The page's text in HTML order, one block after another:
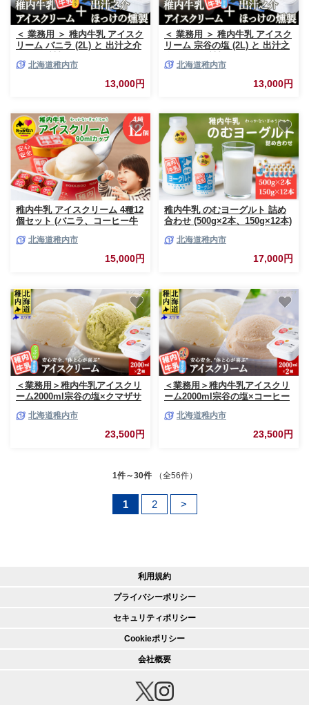
＜ 業務用 ＞ 稚内牛乳 アイスク
リーム バニラ (2L) と 出汁之介
北海道稚内市
13,000円
＜ 業務用 ＞ 稚内牛乳 アイスク
リーム 宗谷の塩 (2L) と 出汁之
北海道稚内市
13,000円
稚内牛乳 アイスクリーム 4種12
個セット (バニラ、コーヒー牛
北海道稚内市
15,000円
稚内牛乳 のむヨーグルト 詰め
合わせ (500g×2本、150g×12本)
北海道稚内市
17,000円
＜業務用＞稚内牛乳アイスクリ
ーム2000ml宗谷の塩×クマザサ
北海道稚内市
23,500円
＜業務用＞稚内牛乳アイスクリ
ーム2000ml宗谷の塩×コーヒー
北海道稚内市
23,500円
1件～30件 （全56件）
1 2 >
利用規約
プライバシーポリシー
セキュリティポリシー
Cookieポリシー
会社概要